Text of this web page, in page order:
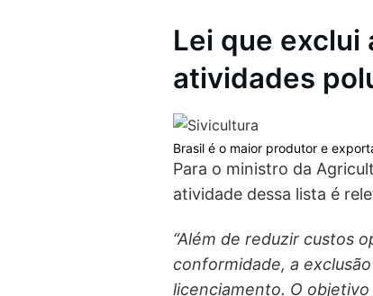
Lei que exclui
atividades
Brasil é o maior produtor e
Para o ministro da
atividade dessa lista é
“Além de reduzir custos
conformidade, a
licenciamento. O